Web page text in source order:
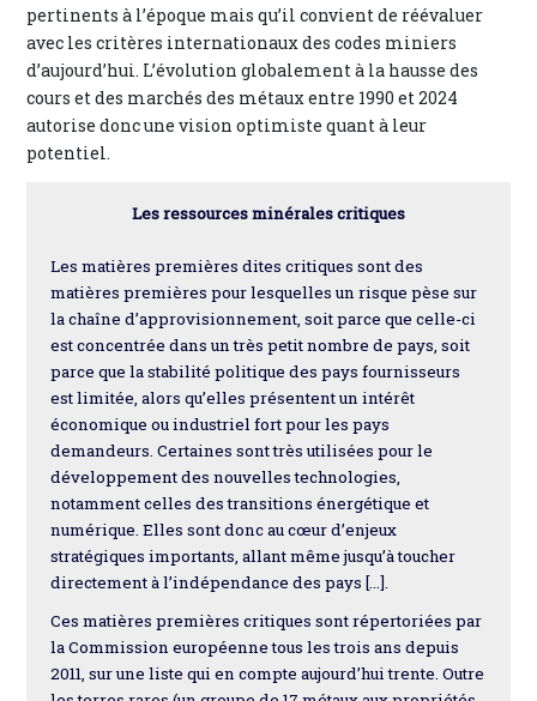
pertinents à l’époque mais qu’il convient de réévaluer
avec les critères internationaux des codes miniers
d’aujourd’hui. L’évolution globalement à la hausse des
cours et des marchés des métaux entre 1990 et 2024
autorise donc une vision optimiste quant à leur
potentiel.
Les ressources minérales critiques
Les matières premières dites critiques sont des
matières premières pour lesquelles un risque pèse sur
la chaîne d’approvisionnement, soit parce que celle-ci
est concentrée dans un très petit nombre de pays, soit
parce que la stabilité politique des pays fournisseurs
est limitée, alors qu’elles présentent un intérêt
économique ou industriel fort pour les pays
demandeurs. Certaines sont très utilisées pour le
développement des nouvelles technologies,
notamment celles des transitions énergétique et
numérique. Elles sont donc au cœur d’enjeux
stratégiques importants, allant même jusqu’à toucher
directement à l’indépendance des pays […].
Ces matières premières critiques sont répertoriées par
la Commission européenne tous les trois ans depuis
2011, sur une liste qui en compte aujourd’hui trente. Outre